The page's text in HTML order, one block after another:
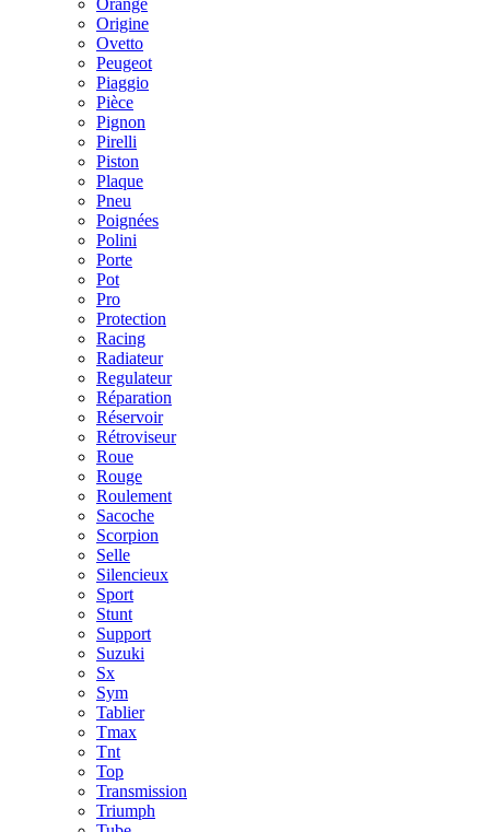
Orange
Origine
Ovetto
Peugeot
Piaggio
Pièce
Pignon
Pirelli
Piston
Plaque
Pneu
Poignées
Polini
Porte
Pot
Pro
Protection
Racing
Radiateur
Regulateur
Réparation
Réservoir
Rétroviseur
Roue
Rouge
Roulement
Sacoche
Scorpion
Selle
Silencieux
Sport
Stunt
Support
Suzuki
Sx
Sym
Tablier
Tmax
Tnt
Top
Transmission
Triumph